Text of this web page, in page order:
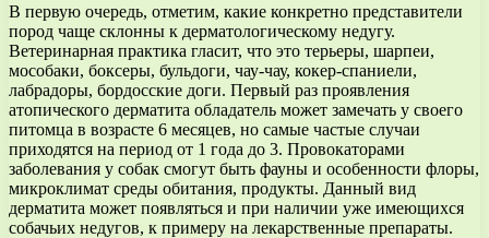
В первую очередь, отметим, какие конкретно представители
пород чаще склонны к дерматологическому недугу.
Ветеринарная практика гласит, что это терьеры, шарпеи,
мособаки, боксеры, бульдоги, чау-чау, кокер-спаниели,
лабрадоры, бордосские доги. Первый раз проявления
атопического дерматита обладатель может замечать у своего
питомца в возрасте 6 месяцев, но самые частые случаи
приходятся на период от 1 года до 3. Провокаторами
заболевания у собак смогут быть фауны и особенности флоры,
микроклимат среды обитания, продукты. Данный вид
дерматита может появляться и при наличии уже имеющихся
собачьих недугов, к примеру на лекарственные препараты.